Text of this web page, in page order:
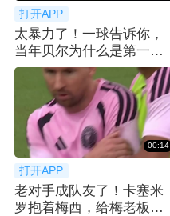
打开APP
太暴力了！一球告诉你，
当年贝尔为什么是第一个
亿元先生！
00:14
打开APP
老对手成队友了！卡塞米
罗抱着梅西，给梅老板整